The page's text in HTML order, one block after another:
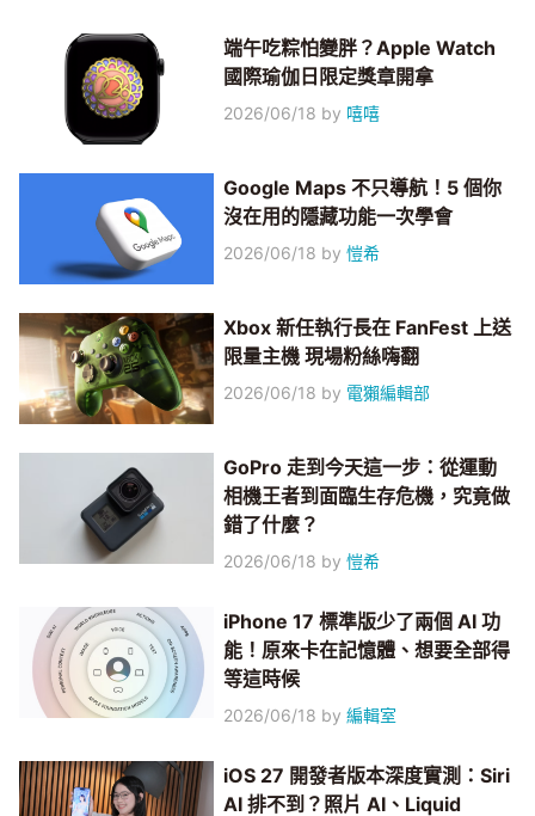
端午吃粽怕變胖？Apple Watch
國際瑜伽日限定獎章開拿
2026/06/18 by 嘻嘻
Google Maps 不只導航！5 個你
沒在用的隱藏功能一次學會
2026/06/18 by愷希
Xbox 新任執行長在 FanFest 上送
限量主機 現場粉絲嗨翻
2026/06/18 by 電獺編輯部
GoPro 走到今天這一步：從運動
相機王者到面臨生存危機，究竟做
錯了什麼？
2026/06/18 by愷希
iPhone 17 標準版少了兩個 AI 功
能！原來卡在記憶體、想要全部得
等這時候
2026/06/18 by編輯室
iOS 27 開發者版本深度實測：Siri
AI 排不到？照片 AI、Liquid